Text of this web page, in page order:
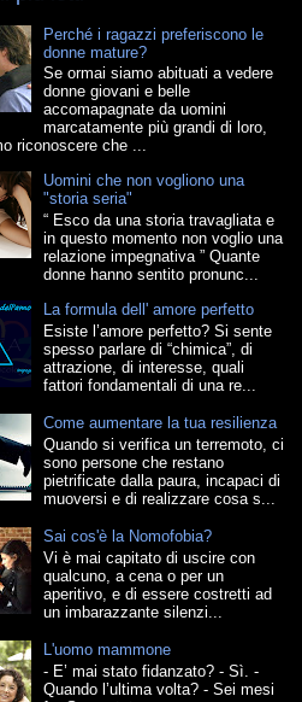
Perché i ragazzi preferiscono le
donne mature?
Se ormai siamo abituati a vedere
donne giovani e belle
accomapagnate da uomini
marcatamente più grandi di loro,
riconoscere che ...
Uomini che non vogliono una
"storia seria"
“ Esco da una storia travagliata e
in questo momento non voglio una
relazione impegnativa ” Quante
donne hanno sentito pronunc...
La formula dell' amore perfetto
Esiste l’amore perfetto? Si sente
spesso parlare di “chimica”, di
attrazione, di interesse, quali
fattori fondamentali di una re...
Come aumentare la tua resilienza
Quando si verifica un terremoto, ci
sono persone che restano
pietrificate dalla paura, incapaci di
muoversi e di realizzare cosa s...
Sai cos'è la Nomofobia?
Vi è mai capitato di uscire con
qualcuno, a cena o per un
aperitivo, e di essere costretti ad
un imbarazzante silenzi...
L'uomo mammone
- E’ mai stato fidanzato? - Sì. -
Quando l’ultima volta? - Sei mesi